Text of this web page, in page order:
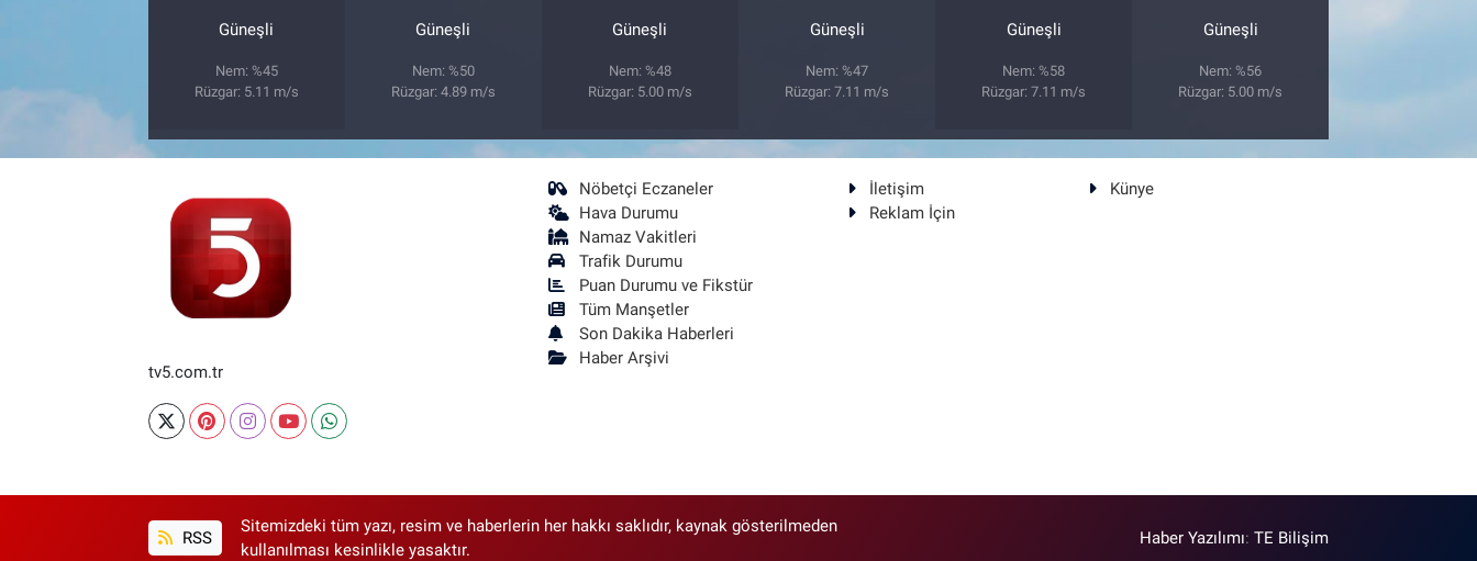
Güneşli
Nem: %45
Rüzgar: 5.11 m/s
Güneşli
Nem: %50
Rüzgar: 4.89 m/s
Güneşli
Nem: %48
Rüzgar: 5.00 m/s
Güneşli
Nem: %47
Rüzgar: 7.11 m/s
Güneşli
Nem: %58
Rüzgar: 7.11 m/s
Güneşli
Nem: %56
Rüzgar: 5.00 m/s
tv5.com.tr
Nöbetçi Eczaneler
Hava Durumu
Namaz Vakitleri
Trafik Durumu
Puan Durumu ve Fikstür
Tüm Manşetler
Son Dakika Haberleri
Haber Arşivi
İletişim
Künye
Reklam İçin
RSS
Sitemizdeki tüm yazı, resim ve haberlerin her hakkı saklıdır, kaynak gösterilmeden
kullanılması kesinlikle yasaktır.
Haber Yazılımı:TE Bilişim